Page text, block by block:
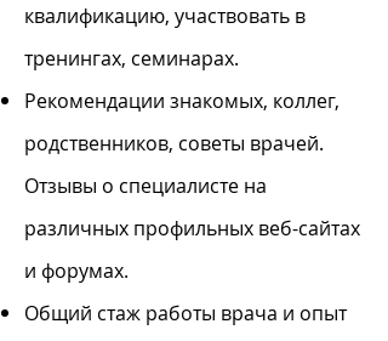
квалификацию, участвовать в
тренингах, семинарах.
Рекомендации знакомых, коллег,
родственников, советы врачей.
Отзывы о специалисте на
различных профильных веб-сайтах
и ​​форумах.
Общий стаж работы врача и опыт